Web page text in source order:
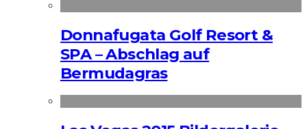
Donnafugata Golf Resort &
SPA – Abschlag auf
Bermudagras